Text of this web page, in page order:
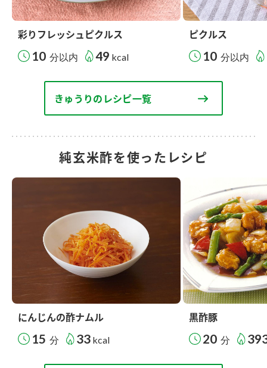
彩りフレッシュピクルス
10 分以内 49 kcal
ピクルス
10 分以内
きゅうりのレシピ一覧
純玄米酢を使ったレシピ
にんじんの酢ナムル
15 分 33 kcal
黒酢豚
20 分